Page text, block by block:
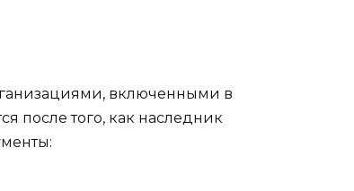
включенными в
после того, как наследник